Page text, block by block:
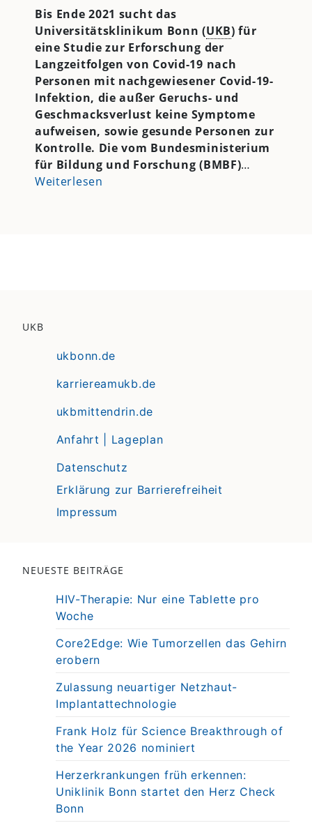
Bis Ende 2021 sucht das
Universitätsklinikum Bonn (UKB) für
eine Studie zur Erforschung der
Langzeitfolgen von Covid-19 nach
Personen mit nachgewiesener Covid-19-
Infektion, die außer Geruchs- und
Geschmacksverlust keine Symptome
aufweisen, sowie gesunde Personen zur
Kontrolle. Die vom Bundesministerium
für Bildung und Forschung (BMBF)…
Weiterlesen
UKB
ukbonn.de
karriereamukb.de
ukbmittendrin.de
Anfahrt | Lageplan
Datenschutz
Erklärung zur Barrierefreiheit
Impressum
NEUESTE BEITRÄGE
HIV-Therapie: Nur eine Tablette pro
Woche
Core2Edge: Wie Tumorzellen das Gehirn
erobern
Zulassung neuartiger Netzhaut-
Implantattechnologie
Frank Holz für Science Breakthrough of
the Year 2026 nominiert
Herzerkrankungen früh erkennen:
Uniklinik Bonn startet den Herz Check
Bonn